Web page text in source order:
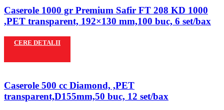
Caserole 1000 gr Premium Safir FT 208 KD 1000
,PET transparent, 192×130 mm,100 buc, 6 set/bax
CERE DETALII
Caserole 500 cc Diamond, ,PET
transparent,D155mm,50 buc, 12 set/bax